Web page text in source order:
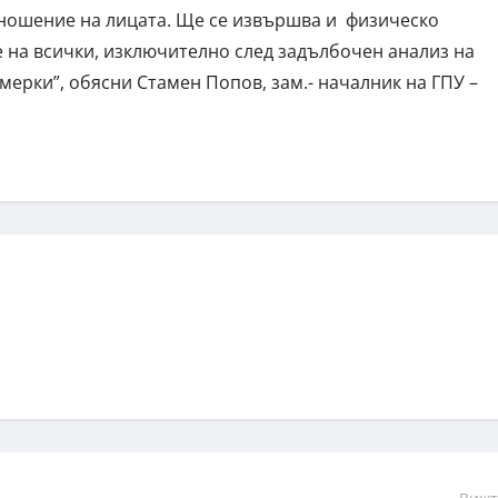
на лицата. Ще се извършва и физическо
всички, изключително след задълбочен анализ на
обясни Стамен Попов, зам.- началник на ГПУ –